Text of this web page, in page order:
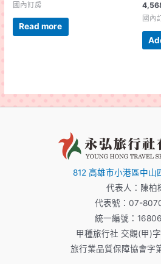
國內訂房
Read more
國內
812 高雄市小港區中山
代表人：陳柏
代表號：07-
統一編號：
甲種旅行社 交觀(甲)
旅行業品質保障協會字